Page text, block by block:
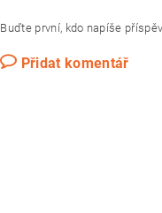
Buďte první, kdo napíše
Přidat komentář